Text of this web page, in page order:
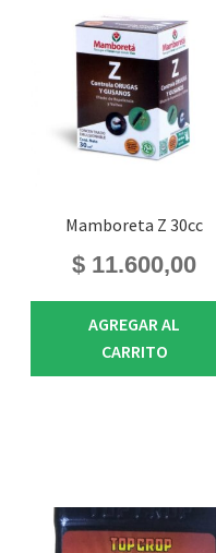
Mamboreta Z 30cc
$ 11.600,00
AGREGAR AL
CARRITO